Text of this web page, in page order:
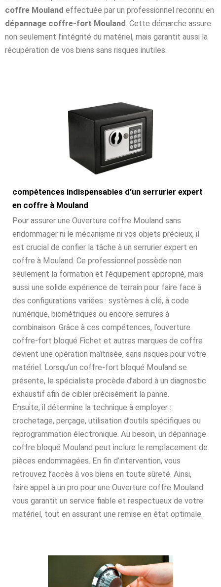
coffre Mouland effectuée par un professionnel reconnu en
dépannage coffre-fort Mouland. Cette démarche assure
non seulement l’intégrité du matériel, mais garantit aussi la
récupération de vos biens sans risques inutiles.
compétences indispensables d’un serrurier expert
en coffre à Mouland
Pour assurer une Ouverture coffre Mouland sans
endommager ni le mécanisme ni vos objets précieux, il
est crucial de confier la tâche à un serrurier expert en
coffre à Mouland. Ce professionnel possède non
seulement la formation et l’équipement approprié, mais
aussi une solide expérience de terrain pour faire face à
des configurations variées : systèmes à clé, à code
numérique, biométriques ou encore serrures à
combinaison. Grâce à ces compétences, l’ouverture
coffre-fort bloqué Fichet et autres marques de coffre
devient une opération maîtrisée, sans risques pour votre
matériel. Lorsqu’un coffre-fort bloqué Mouland se
présente, le spécialiste procède d’abord à un diagnostic
exhaustif afin de cibler précisément la panne.
Ensuite, il détermine la technique à employer :
crochetage, perçage, utilisation d’outils spécifiques ou
reprogrammation électronique. Au besoin, un dépannage
coffre bloqué Mouland peut inclure le remplacement de
pièces endommagées. En fin d’intervention, vous
retrouvez l’accès à vos biens en toute sûreté. Ainsi,
faire appel à un pro pour une Ouverture coffre Mouland
vous garantit un service fiable et respectueux de votre
matériel, tout en assurant une remise en état optimale.